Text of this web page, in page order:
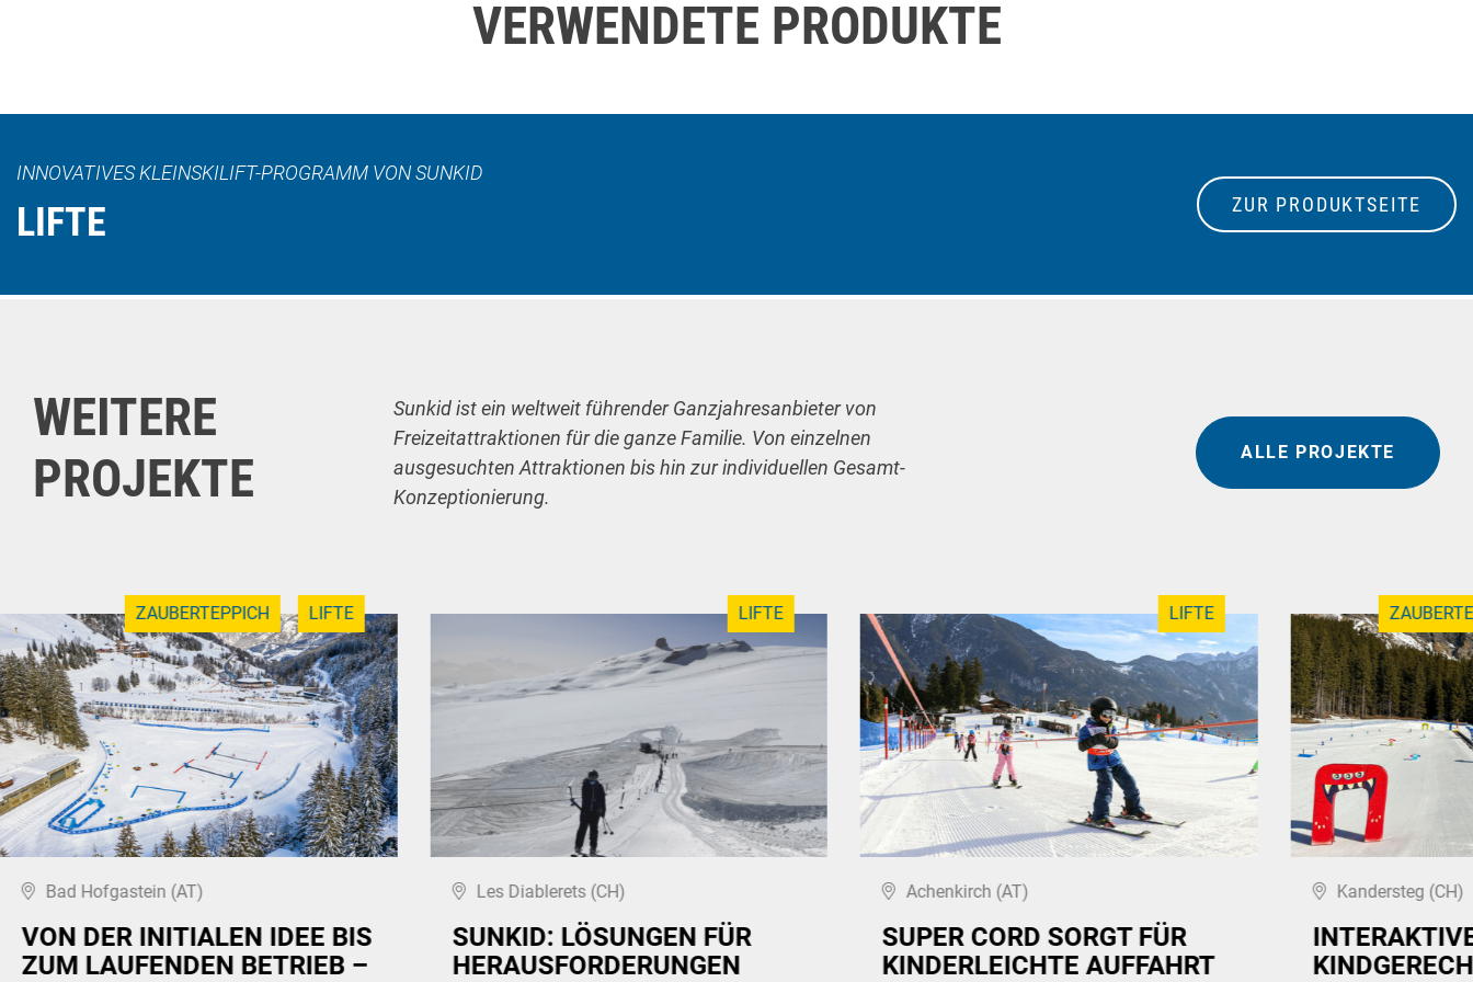
VERWENDETE PRODUKTE
INNOVATIVES KLEINSKILIFT-PROGRAMM VON SUNKID
LIFTE ZUR PRODUKTSEITE
WEITERE
PROJEKTE
Sunkid ist ein weltweit führender Ganzjahresanbieter von
Freizeitattraktionen für die ganze Familie. Von einzelnen
ausgesuchten Attraktionen bis hin zur individuellen Gesamt-
Konzeptionierung.
ALLE PROJEKTE
ZAUBERTEPPICH LIFTE
Bad Hofgastein (AT)
VON DER INITIALEN IDEE BIS
ZUM LAUFENDEN BETRIEB –
LIFTE
Les Diablerets (CH)
SUNKID: LÖSUNGEN FÜR
HERAUSFORDERUNGEN
LIFTE
Achenkirch (AT)
SUPER CORD SORGT FÜR
KINDERLEICHTE AUFFAHRT
Kandersteg (CH)